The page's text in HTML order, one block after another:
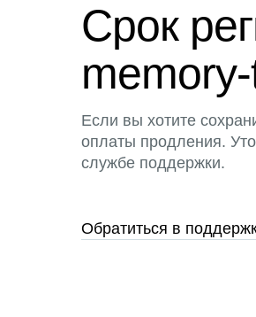
Срок
Если вы хотите
оплаты продления.
службе поддержки.
Обратиться в